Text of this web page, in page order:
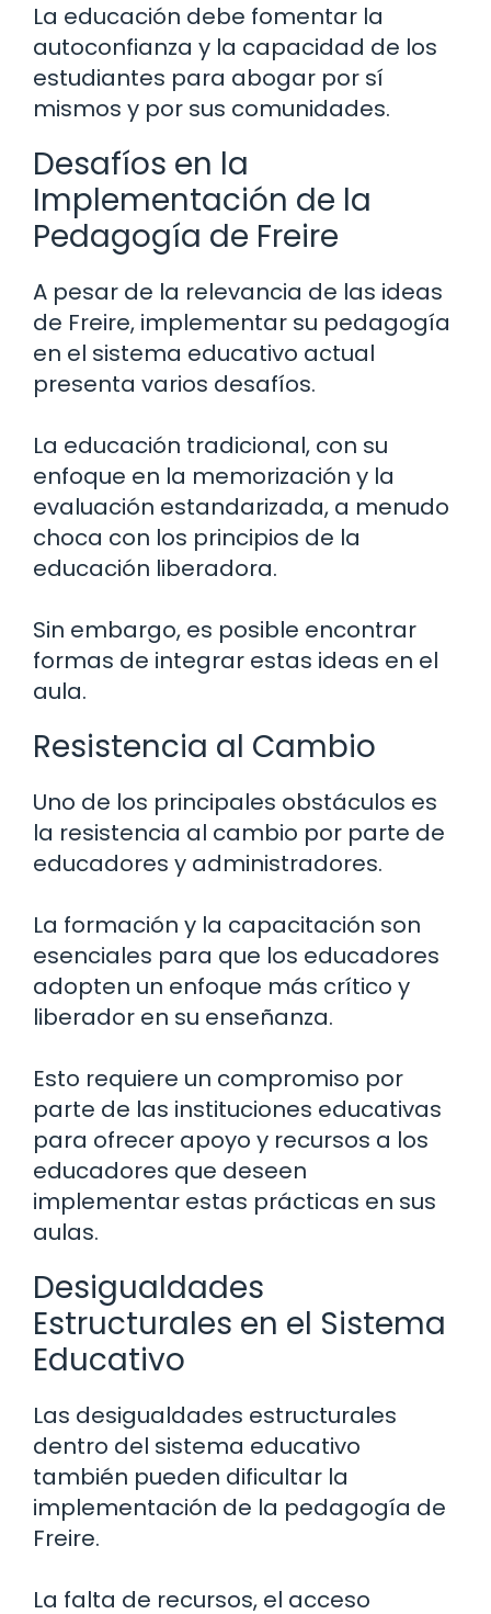
La educación debe fomentar la
autoconfianza y la capacidad de los
estudiantes para abogar por sí
mismos y por sus comunidades.
Desafíos en la
Implementación de la
Pedagogía de Freire
A pesar de la relevancia de las ideas
de Freire, implementar su pedagogía
en el sistema educativo actual
presenta varios desafíos.
La educación tradicional, con su
enfoque en la memorización y la
evaluación estandarizada, a menudo
choca con los principios de la
educación liberadora.
Sin embargo, es posible encontrar
formas de integrar estas ideas en el
aula.
Resistencia al Cambio
Uno de los principales obstáculos es
la resistencia al cambio por parte de
educadores y administradores.
La formación y la capacitación son
esenciales para que los educadores
adopten un enfoque más crítico y
liberador en su enseñanza.
Esto requiere un compromiso por
parte de las instituciones educativas
para ofrecer apoyo y recursos a los
educadores que deseen
implementar estas prácticas en sus
aulas.
Desigualdades
Estructurales en el Sistema
Educativo
Las desigualdades estructurales
dentro del sistema educativo
también pueden dificultar la
implementación de la pedagogía de
Freire.
La falta de recursos, el acceso